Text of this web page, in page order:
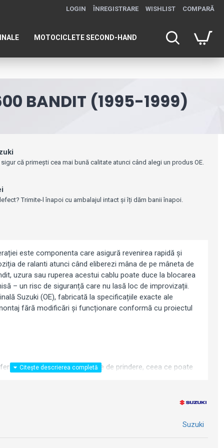
LOGIN ÎNREGISTRARE WISHLIST COMPARĂ
MOTOCICLETE SECOND-HAND
BANDIT (1995-1999)
Trimite-l înapoi cu ambalajul intact și îți dăm banii înapoi.
că primești cea mai bună calitate atunci când alegi un produs OE.
este componenta care asigură revenirea rapidă și
de ralanti atunci când eliberezi mâna de pe mâneta de
uzura sau ruperea acestui cablu poate duce la blocarea
– un risc de siguranță care nu lasă loc de improvizații.
Suzuki (OE), fabricată la specificațiile exacte ale
fără modificări și funcționare conformă cu proiectul
ușor ca lungime sau capete de prindere, ceea ce poate
direct, fără ajustări.
(pull-close / return cable)
Suzuki